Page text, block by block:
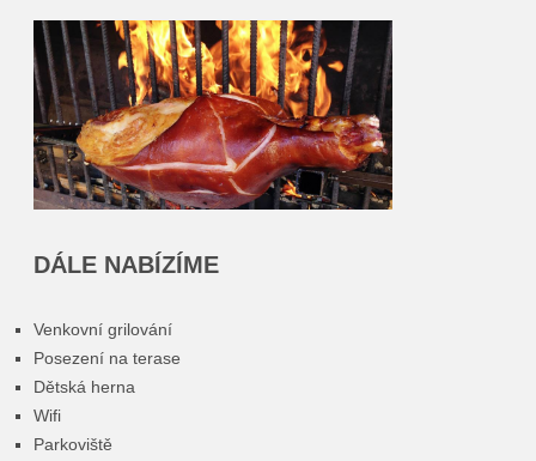
DÁLE NABÍZÍME
Venkovní grilování
Posezení na terase
Dětská herna
Wifi
Parkoviště